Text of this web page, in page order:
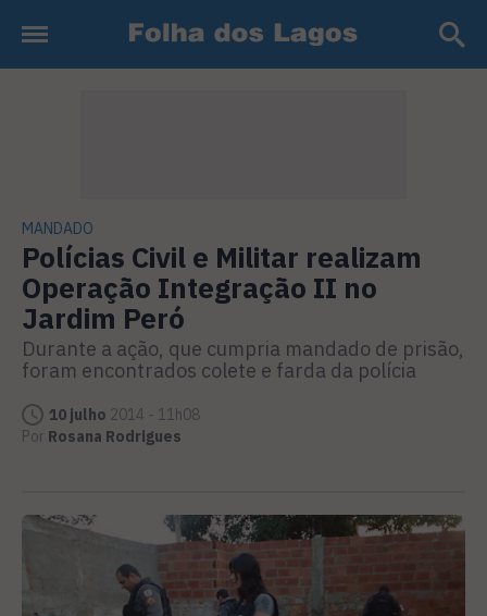
MANDADO
Polícias Civil e Militar realizam
Operação Integração II no
Jardim Peró
Durante a ação, que cumpria mandado de prisão,
foram encontrados colete e farda da polícia
10 julho 2014 - 11h08
Por Rosana Rodrigues